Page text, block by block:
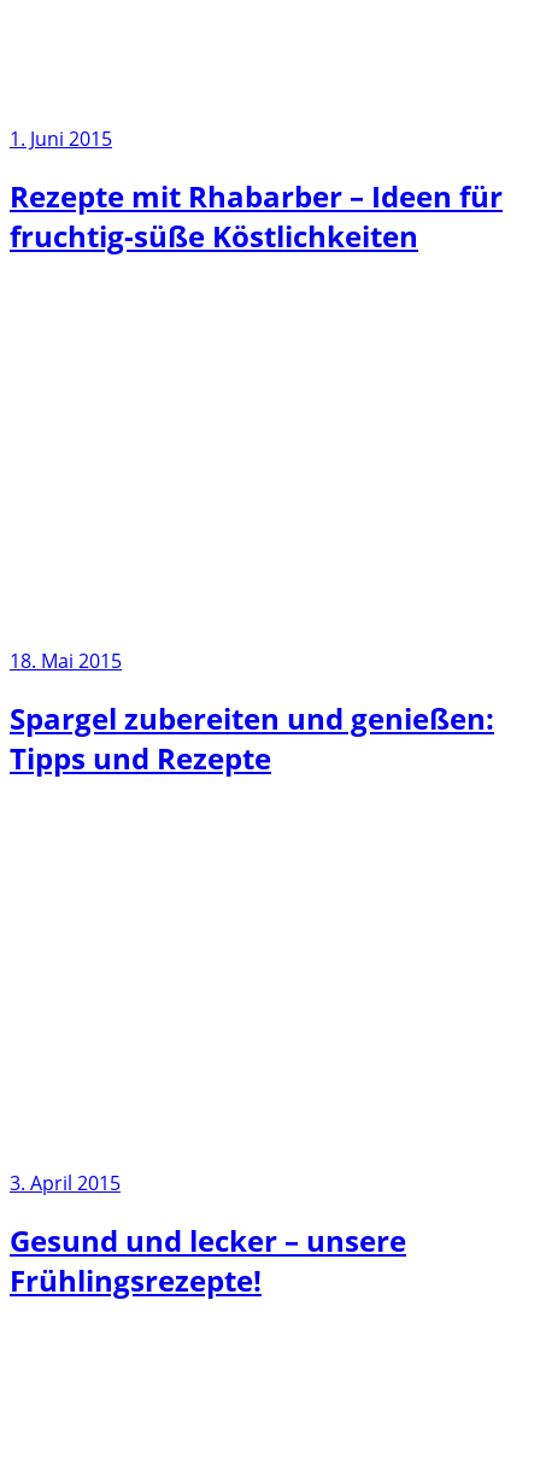
1. Juni 2015
Rezepte mit Rhabarber – Ideen für
fruchtig-süße Köstlichkeiten
18. Mai 2015
Spargel zubereiten und genießen:
Tipps und Rezepte
3. April 2015
Gesund und lecker – unsere
Frühlingsrezepte!